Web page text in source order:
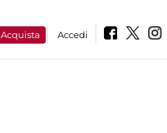
Acquista Accedi